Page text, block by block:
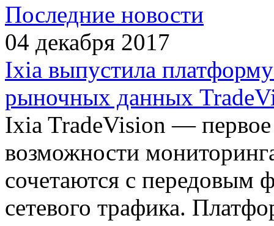
Последние новости
04 декабря 2017
Ixia выпустила
рыночных данных
Ixia TradeVision — первое
возможности
сочетаются с передовым
сетевого трафика.